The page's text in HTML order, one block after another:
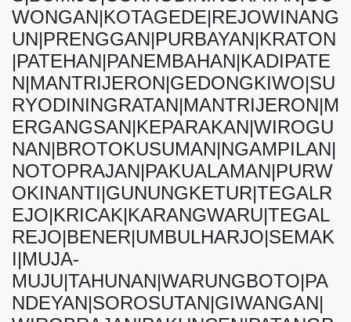
WONGAN|KOTAGEDE|REJOWINANG
UN|PRENGGAN|PURBAYAN|KRATON
|PATEHAN|PANEMBAHAN|KADIPATE
N|MANTRIJERON|GEDONGKIWO|SU
RYODININGRATAN|MANTRIJERON|M
ERGANGSAN|KEPARAKAN|WIROGU
NAN|BROTOKUSUMAN|NGAMPILAN|
NOTOPRAJAN|PAKUALAMAN|PURW
OKINANTI|GUNUNGKETUR|TEGALR
EJO|KRICAK|KARANGWARU|TEGAL
REJO|BENER|UMBULHARJO|SEMAK
I|MUJA-
MUJU|TAHUNAN|WARUNGBOTO|PA
NDEYAN|SOROSUTAN|GIWANGAN|